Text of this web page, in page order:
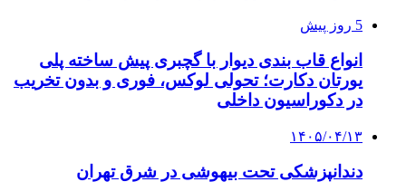
5 روز پیش
انواع قاب بندی دیوار با گچبری پیش ساخته پلی
یورتان دکارت؛ تحولی لوکس، فوری و بدون تخریب
در دکوراسیون داخلی
۱۴۰۵/۰۴/۱۳
دندانپزشکی تحت بیهوشی در شرق تهران